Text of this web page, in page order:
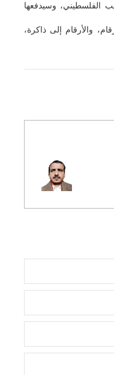
الفلسطيني، وسيدفعها
والأرقام إلى ذاكرة،